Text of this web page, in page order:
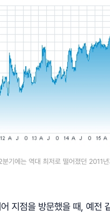
기에는 역대 최저로 떨어졌던 2011
지점을 방문했을 때, 예전